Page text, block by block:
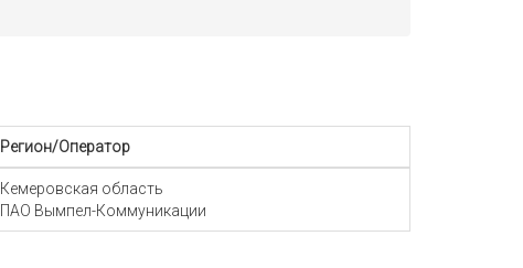
Регион/Оператор
Кемеровская область
ПАО Вымпел-Коммуникации